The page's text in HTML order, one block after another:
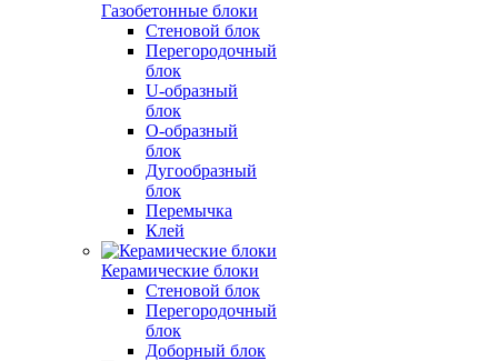
Газобетонные блоки
Стеновой блок
Перегородочный
блок
U-образный
блок
О-образный
блок
Дугообразный
блок
Перемычка
Клей
Керамические блоки
Стеновой блок
Перегородочный
блок
Доборный блок